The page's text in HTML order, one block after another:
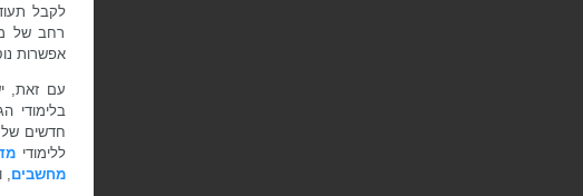
רחב של
אפשרות
עם זאת,
חדשים של
ללימודי
מחשבים,